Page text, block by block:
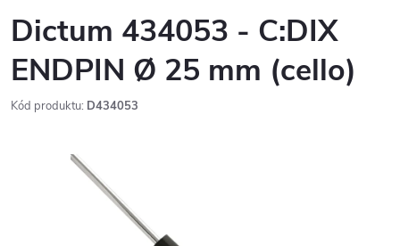
Dictum 434053 - C:DIX
ENDPIN Ø 25 mm (cello)
Kód produktu: D434053